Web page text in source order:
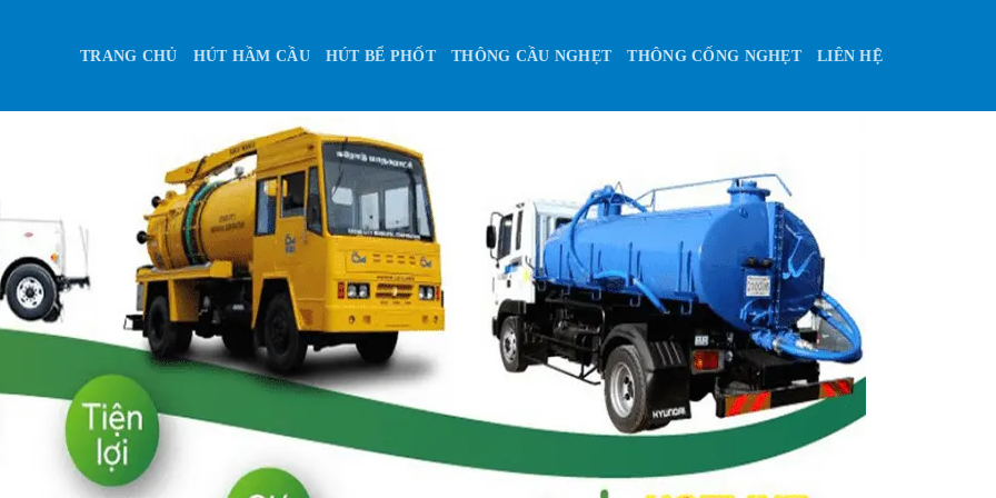
TRANG CHỦ HÚT HẦM CẦU HÚT BỂ PHỐT THÔNG CẦU NGHẸT THÔNG CỐNG NGHẸT LIÊN HỆ